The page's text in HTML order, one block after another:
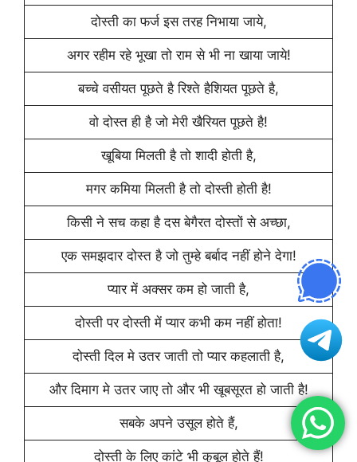
दोस्ती का फर्ज इस तरह निभाया जाये,
अगर रहीम रहे भूखा तो राम से भी ना खाया जाये!
बच्चे वसीयत पूछते है रिश्ते हैशियत पूछते है,
वो दोस्त ही है जो मेरी खैरियत पूछते है!
खूबिया मिलती है तो शादी होती है,
मगर कमिया मिलती है तो दोस्ती होती है!
किसी ने सच कहा है दस बेगैरत दोस्तों से अच्छा,
एक समझदार दोस्त है जो तुम्हे बर्बाद नहीं होने देगा!
प्यार में अक्सर कम हो जाती है,
दोस्ती पर दोस्ती में प्यार कभी कम नहीं होता!
दोस्ती दिल मे उतर जाती तो प्यार कहलाती है,
और दिमाग मे उतर जाए तो और भी खूबसूरत हो जाती है!
सबके अपने उसूल होते हैं,
दोस्ती के लिए कांटे भी कुबूल होते हैं!